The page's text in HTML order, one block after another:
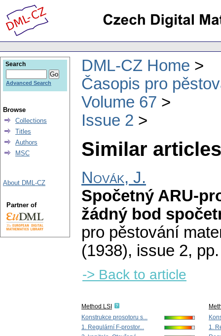
DML-CZ Home
Časopis pro
Volume 67
Issue 2
Similar
Novák, J.
Spočetný ARU-
žádný bod
pro pěstování
(1938), issue 2,
-> Back to article
Method LSI
Konstrukce prosotoru s...
1. Regulární F-prostor...
1.
Search
Advanced Search
Browse
Collections
Titles
Authors
MSC
About DML-CZ
Partner of